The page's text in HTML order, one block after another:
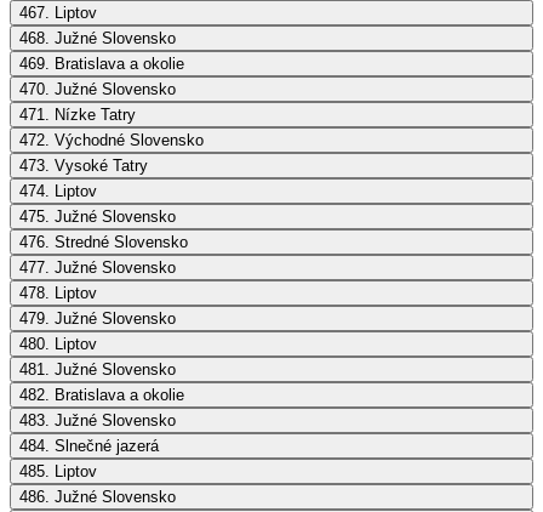
467. Liptov
468. Južné Slovensko
469. Bratislava a okolie
470. Južné Slovensko
471. Nízke Tatry
472. Východné Slovensko
473. Vysoké Tatry
474. Liptov
475. Južné Slovensko
476. Stredné Slovensko
477. Južné Slovensko
478. Liptov
479. Južné Slovensko
480. Liptov
481. Južné Slovensko
482. Bratislava a okolie
483. Južné Slovensko
484. Slnečné jazerá
485. Liptov
486. Južné Slovensko